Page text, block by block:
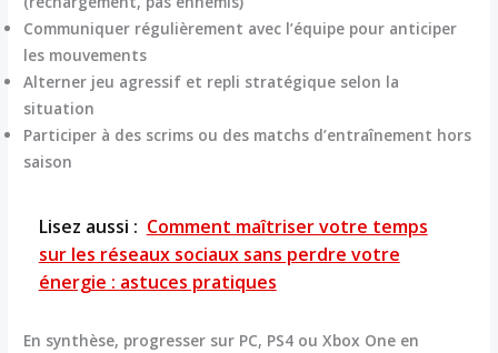
Communiquer régulièrement avec l’équipe pour anticiper
les mouvements
Alterner jeu agressif et repli stratégique selon la
situation
Participer à des scrims ou des matchs d’entraînement hors
saison
Lisez aussi : Comment maîtriser votre temps
sur les réseaux sociaux sans perdre votre
énergie : astuces pratiques
En synthèse, progresser sur PC, PS4 ou Xbox One en